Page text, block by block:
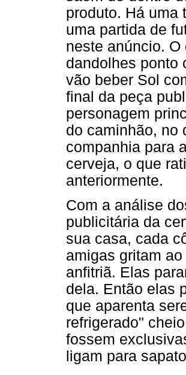
produto. Há uma
uma partida de
neste anúncio.
dandolhes ponto
vão beber Sol
final da peça
personagem
do caminhão, no
companhia para
cerveja, o que
anteriormente.
Com a análise
publicitária da
sua casa, cada
amigas gritam
anfitriã. Elas
dela. Então elas
que aparenta
refrigerado"
fossem
ligam para